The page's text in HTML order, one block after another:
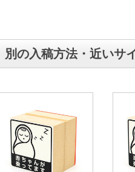
別の入稿方法・近いサ